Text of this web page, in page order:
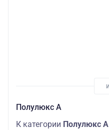
Полулюкс А
К категории Полулюкс А